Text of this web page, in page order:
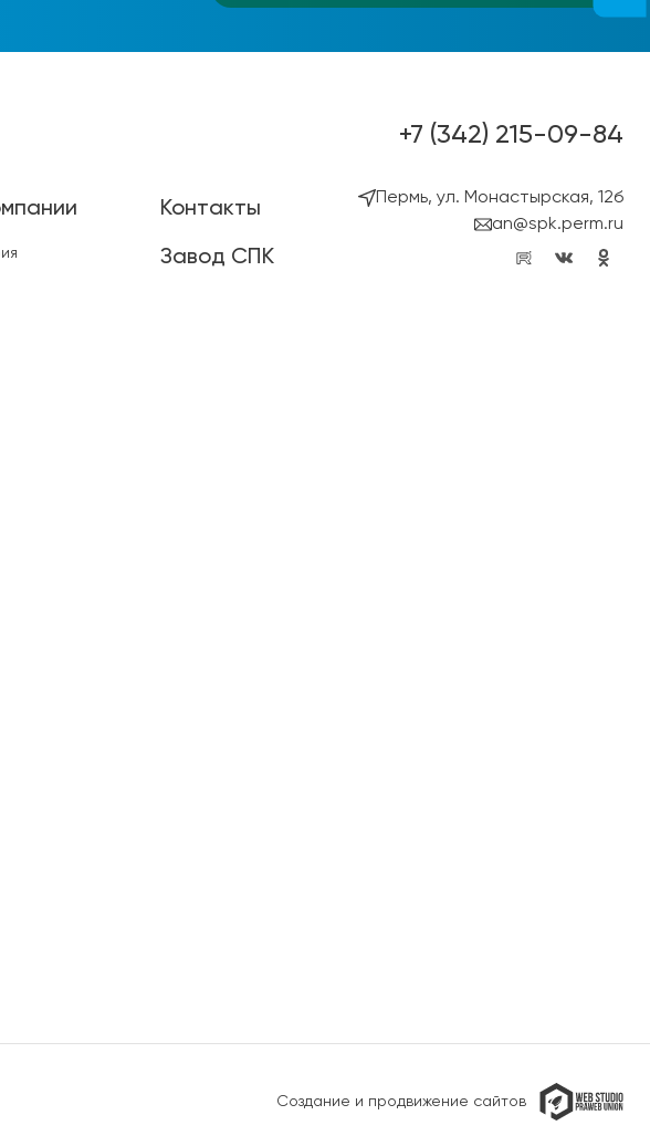
+7 (342) 215-09-84
Контакты
Завод СПК
Пермь, ул. Монастырская, 12б
an@spk.perm.ru
Создание и продвижение сайтов